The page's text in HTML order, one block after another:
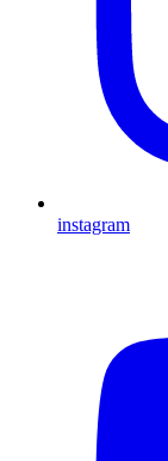
instagram